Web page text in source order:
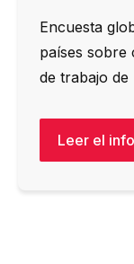
Encuesta
países sobre
de trabajo de
Leer el